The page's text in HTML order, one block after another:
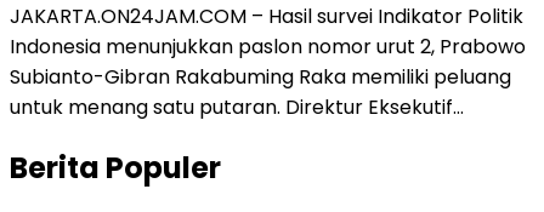
JAKARTA.ON24JAM.COM – Hasil survei Indikator Politik
Indonesia menunjukkan paslon nomor urut 2, Prabowo
Subianto-Gibran Rakabuming Raka memiliki peluang
untuk menang satu putaran. Direktur Eksekutif…
Berita Populer